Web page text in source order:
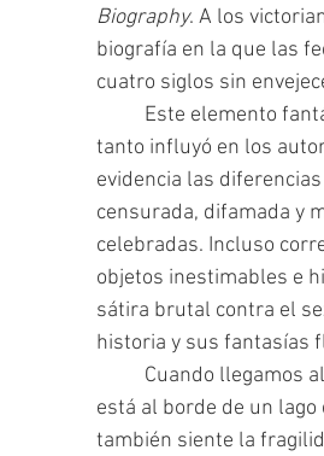
Biography. A los
biografía en la que las
cuatro siglos sin
tanto influyó en los
evidencia las
censurada, difamada y
celebradas. Incluso
objetos inestimables e
sátira brutal contra el
historia y sus fantasías
está al borde de un lago
también siente la